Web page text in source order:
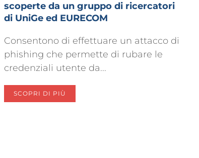
scoperte da un gruppo di ricercatori
di UniGe ed EURECOM
Consentono di effettuare un attacco di
phishing che permette di rubare le
credenziali utente da...
SCOPRI DI PIÙ